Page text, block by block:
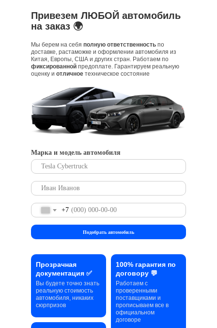
Привезем ЛЮБОЙ автомобиль
на заказ 🌍
Мы берем на себя полную ответственность по
доставке, растаможке и оформлении автомобиля из
Китая, Европы, США и других стран. Работаем по
фиксированной предоплате. Гарантируем реальную
оценку и отличное техническое состояние
Марка и модель автомобиля
+7
Подобрать автомобиль
Прозрачная
документация ✅
Вы будете точно знать
реальную стоимость
автомобиля, никаких
сюрпризов
100% гарантия по
договору 💬
Работаем с
проверенными
поставщиками и
прописываем все в
официальном
договоре